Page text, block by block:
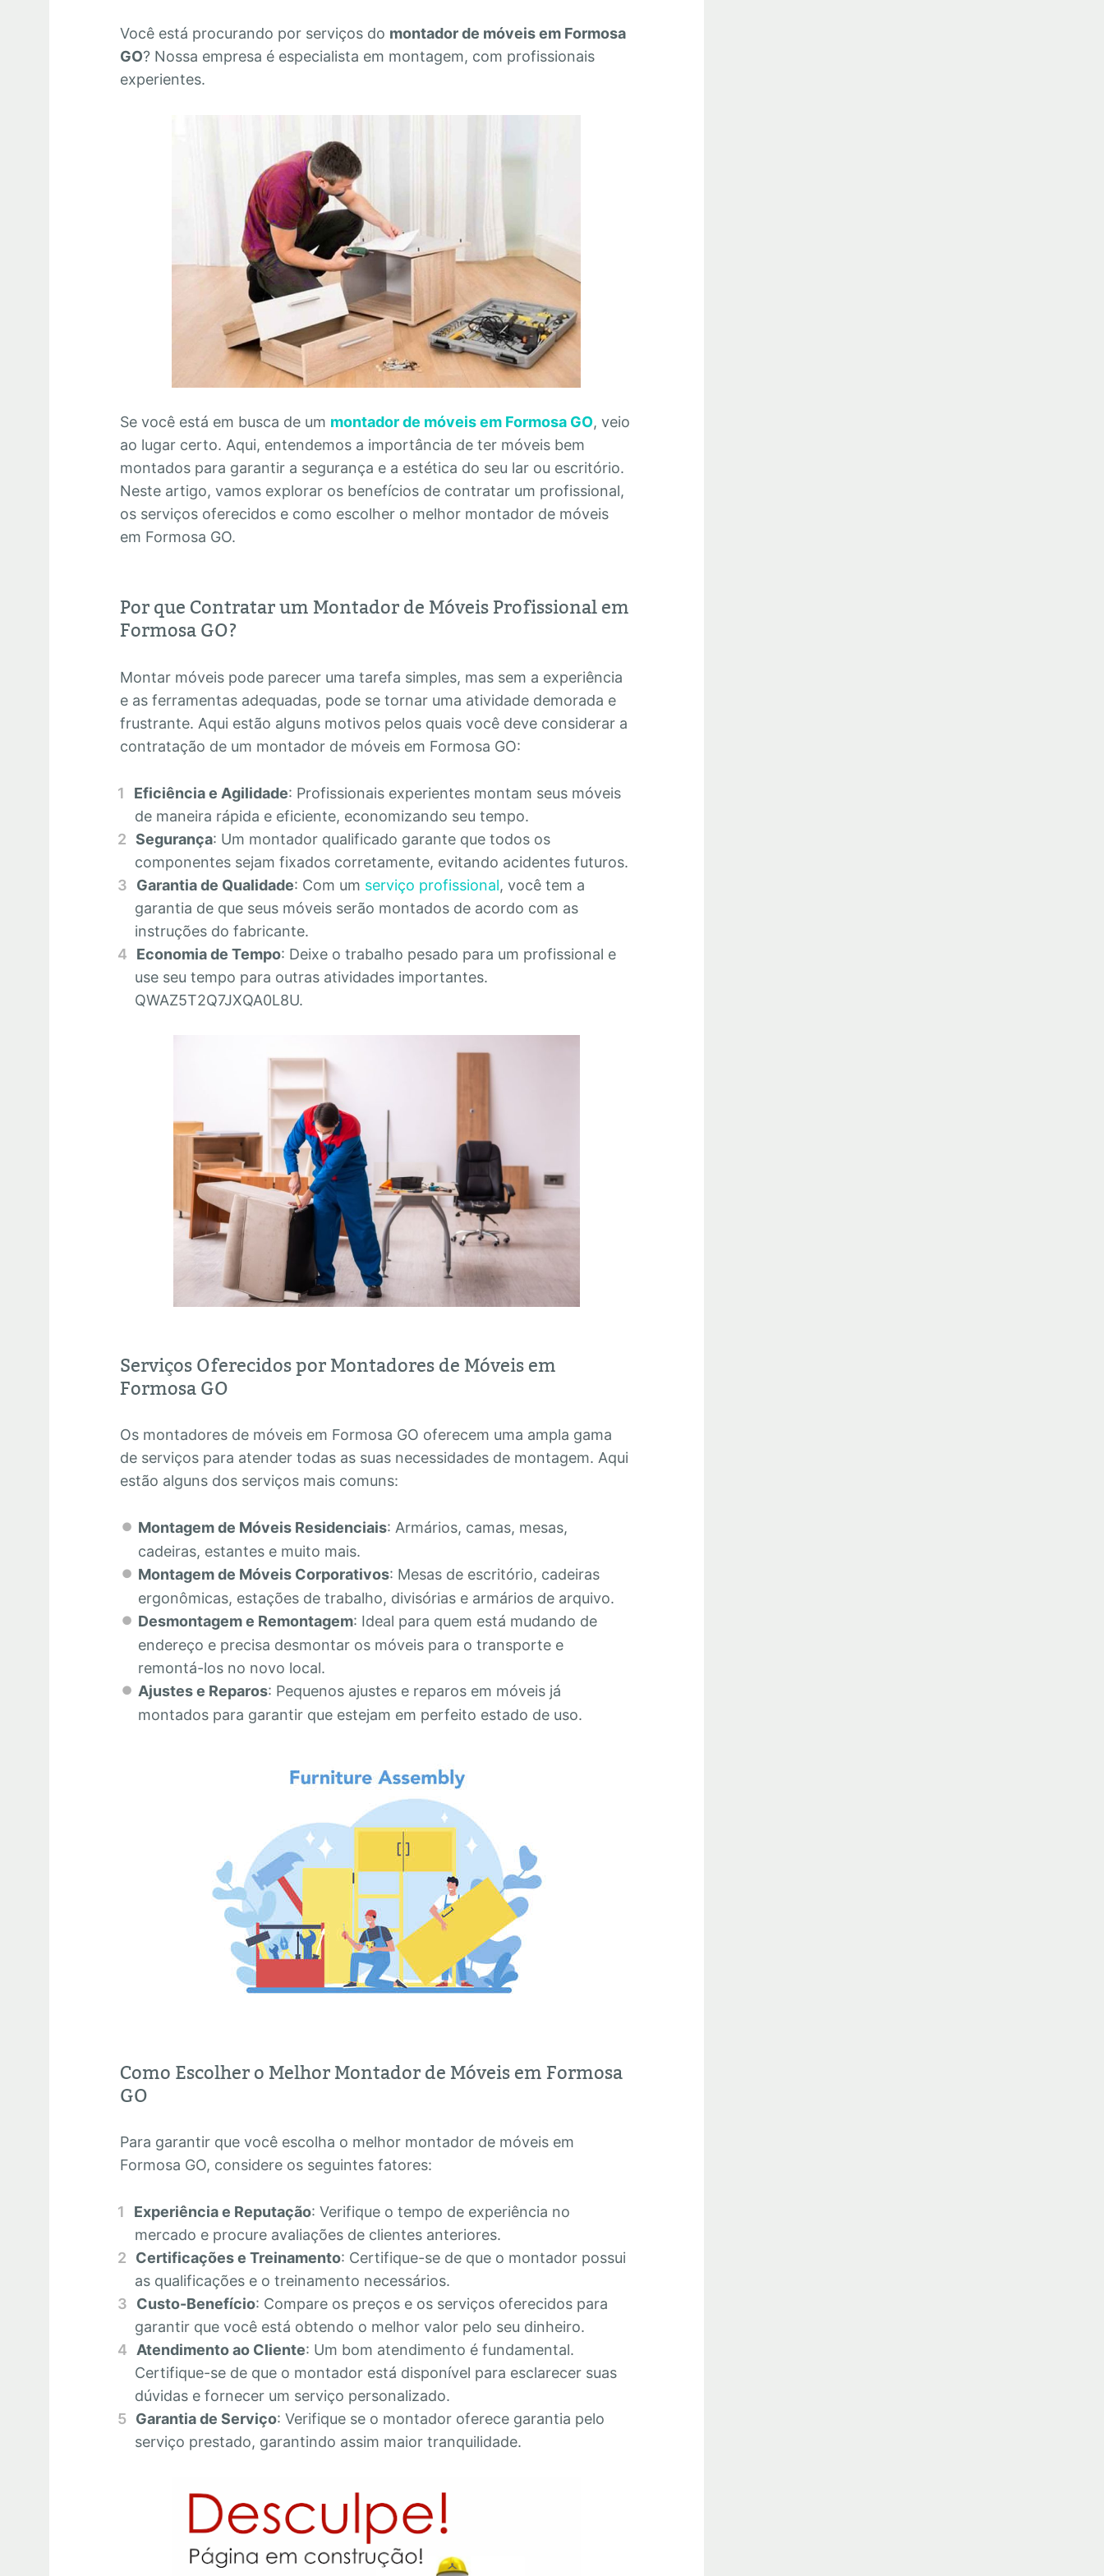
Você está procurando por serviços do montador de móveis em Formosa
GO? Nossa empresa é especialista em montagem, com profissionais
experientes.
Se você está em busca de um montador de móveis em Formosa GO, veio
ao lugar certo. Aqui, entendemos a importância de ter móveis bem
montados para garantir a segurança e a estética do seu lar ou escritório.
Neste artigo, vamos explorar os benefícios de contratar um profissional,
os serviços oferecidos e como escolher o melhor montador de móveis
em Formosa GO.
Por que Contratar um Montador de Móveis Profissional em
Formosa GO?
Montar móveis pode parecer uma tarefa simples, mas sem a experiência
e as ferramentas adequadas, pode se tornar uma atividade demorada e
frustrante. Aqui estão alguns motivos pelos quais você deve considerar a
contratação de um montador de móveis em Formosa GO:
Eficiência e Agilidade: Profissionais experientes montam seus móveis
de maneira rápida e eficiente, economizando seu tempo.
Segurança: Um montador qualificado garante que todos os
componentes sejam fixados corretamente, evitando acidentes futuros.
Garantia de Qualidade: Com um serviço profissional, você tem a
garantia de que seus móveis serão montados de acordo com as
instruções do fabricante.
Economia de Tempo: Deixe o trabalho pesado para um profissional e
use seu tempo para outras atividades importantes.
QWAZ5T2Q7JXQA0L8U.
Serviços Oferecidos por Montadores de Móveis em
Formosa GO
Os montadores de móveis em Formosa GO oferecem uma ampla gama
de serviços para atender todas as suas necessidades de montagem. Aqui
estão alguns dos serviços mais comuns:
Montagem de Móveis Residenciais: Armários, camas, mesas,
cadeiras, estantes e muito mais.
Montagem de Móveis Corporativos: Mesas de escritório, cadeiras
ergonômicas, estações de trabalho, divisórias e armários de arquivo.
Desmontagem e Remontagem: Ideal para quem está mudando de
endereço e precisa desmontar os móveis para o transporte e
remontá-los no novo local.
Ajustes e Reparos: Pequenos ajustes e reparos em móveis já
montados para garantir que estejam em perfeito estado de uso.
Como Escolher o Melhor Montador de Móveis em Formosa
GO
Para garantir que você escolha o melhor montador de móveis em
Formosa GO, considere os seguintes fatores:
Experiência e Reputação: Verifique o tempo de experiência no
mercado e procure avaliações de clientes anteriores.
Certificações e Treinamento: Certifique-se de que o montador possui
as qualificações e o treinamento necessários.
Custo-Benefício: Compare os preços e os serviços oferecidos para
garantir que você está obtendo o melhor valor pelo seu dinheiro.
Atendimento ao Cliente: Um bom atendimento é fundamental.
Certifique-se de que o montador está disponível para esclarecer suas
dúvidas e fornecer um serviço personalizado.
Garantia de Serviço: Verifique se o montador oferece garantia pelo
serviço prestado, garantindo assim maior tranquilidade.